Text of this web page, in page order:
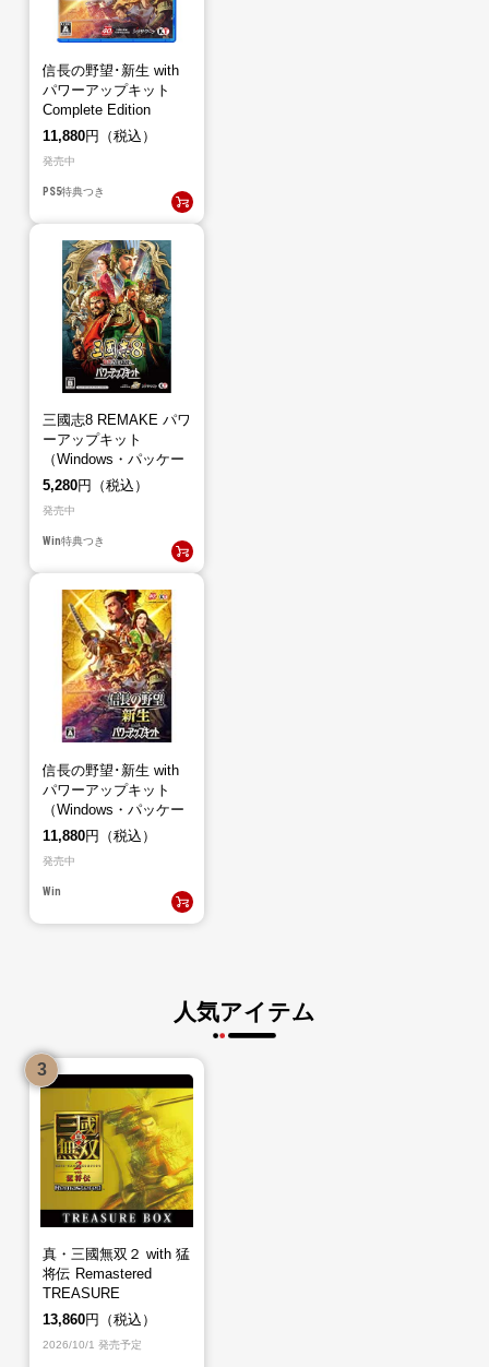
信長の野望･新生 with
パワーアップキット
Complete Edition
（PS5）
11,880円（税込）
発売中
PS5特典つき
三國志8 REMAKE パワ
ーアップキット
（Windows・パッケー
ジ版）
5,280円（税込）
発売中
Win特典つき
信長の野望･新生 with
パワーアップキット
（Windows・パッケー
ジ版）
11,880円（税込）
発売中
Win
人気アイテム
真・三國無双２ with 猛
将伝 Remastered
TREASURE
BOX（PS5）
13,860円（税込）
2026/10/1 発売予定